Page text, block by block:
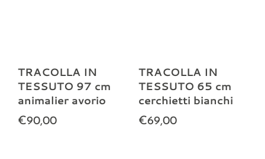
TRACOLLA IN
TESSUTO 97 cm
animalier avorio
€90,00
TRACOLLA IN
TESSUTO 65 cm
cerchietti bianchi
€69,00